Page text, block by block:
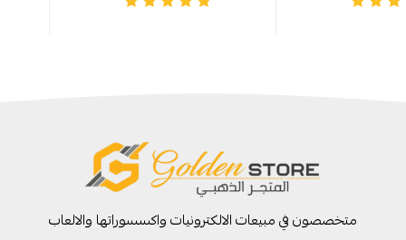
متخصصون في مبيعات الالكترونيات واكسسوراتها والالعاب